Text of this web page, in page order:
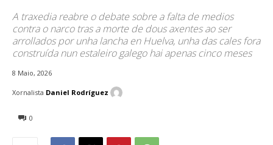
A traxedia reabre o debate sobre a falta de medios
contra o narco tras a morte de dous axentes ao ser
arrollados por unha lancha en Huelva, unha das cales fora
construída nun estaleiro galego hai apenas cinco meses
8 Maio, 2026
0
Xornalista Daniel Rodríguez